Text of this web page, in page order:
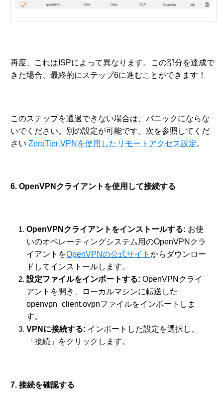
再度、これはISPによって異なります。この部分を達成で
きた場合、最終的にステップ6に進むことができます！
このステップを通過できない場合は、パニックにならな
いでください。別の設定が可能です。次を参照してくだ
さいZeroTier VPNを使用したリモートアクセス設定。
6. OpenVPNクライアントを使用して接続する
OpenVPNクライアントをインストールする: お使
いのオペレーティングシステム用のOpenVPNクラ
イアントをOpenVPNの公式サイトからダウンロー
ドしてインストールします。
設定ファイルをインポートする:OpenVPNクライ
アントを開き、ローカルマシンに転送した
openvpn_client.ovpnファイルをインポートしま
す。
VPNに接続する: インポートした設定を選択し、
「接続」をクリックします。
7. 接続を確認する